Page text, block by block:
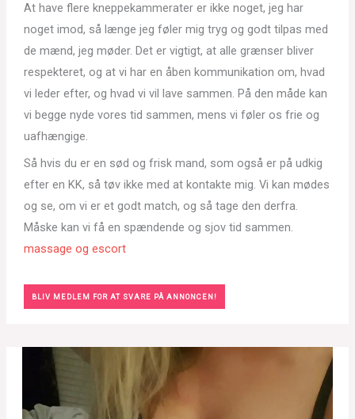
At have flere kneppekammerater er ikke noget, jeg har
noget imod, så længe jeg føler mig tryg og godt tilpas med
de mænd, jeg møder. Det er vigtigt, at alle grænser bliver
respekteret, og at vi har en åben kommunikation om, hvad
vi leder efter, og hvad vi vil lave sammen. På den måde kan
vi begge nyde vores tid sammen, mens vi føler os frie og
uafhængige.
Så hvis du er en sød og frisk mand, som også er på udkig
efter en KK, så tøv ikke med at kontakte mig. Vi kan mødes
og se, om vi er et godt match, og så tage den derfra.
Måske kan vi få en spændende og sjov tid sammen.
massage og escort
BLIV MEDLEM FOR AT SVARE PÅ ANNONCEN!